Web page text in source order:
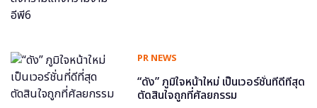
PR NEWS
“ดัง” ภูมิใจหน้าใหม่ เป็นเวอร์ชั่นที่ดีที่สุด
ตัดสินใจถูกที่ศัลยกรรม